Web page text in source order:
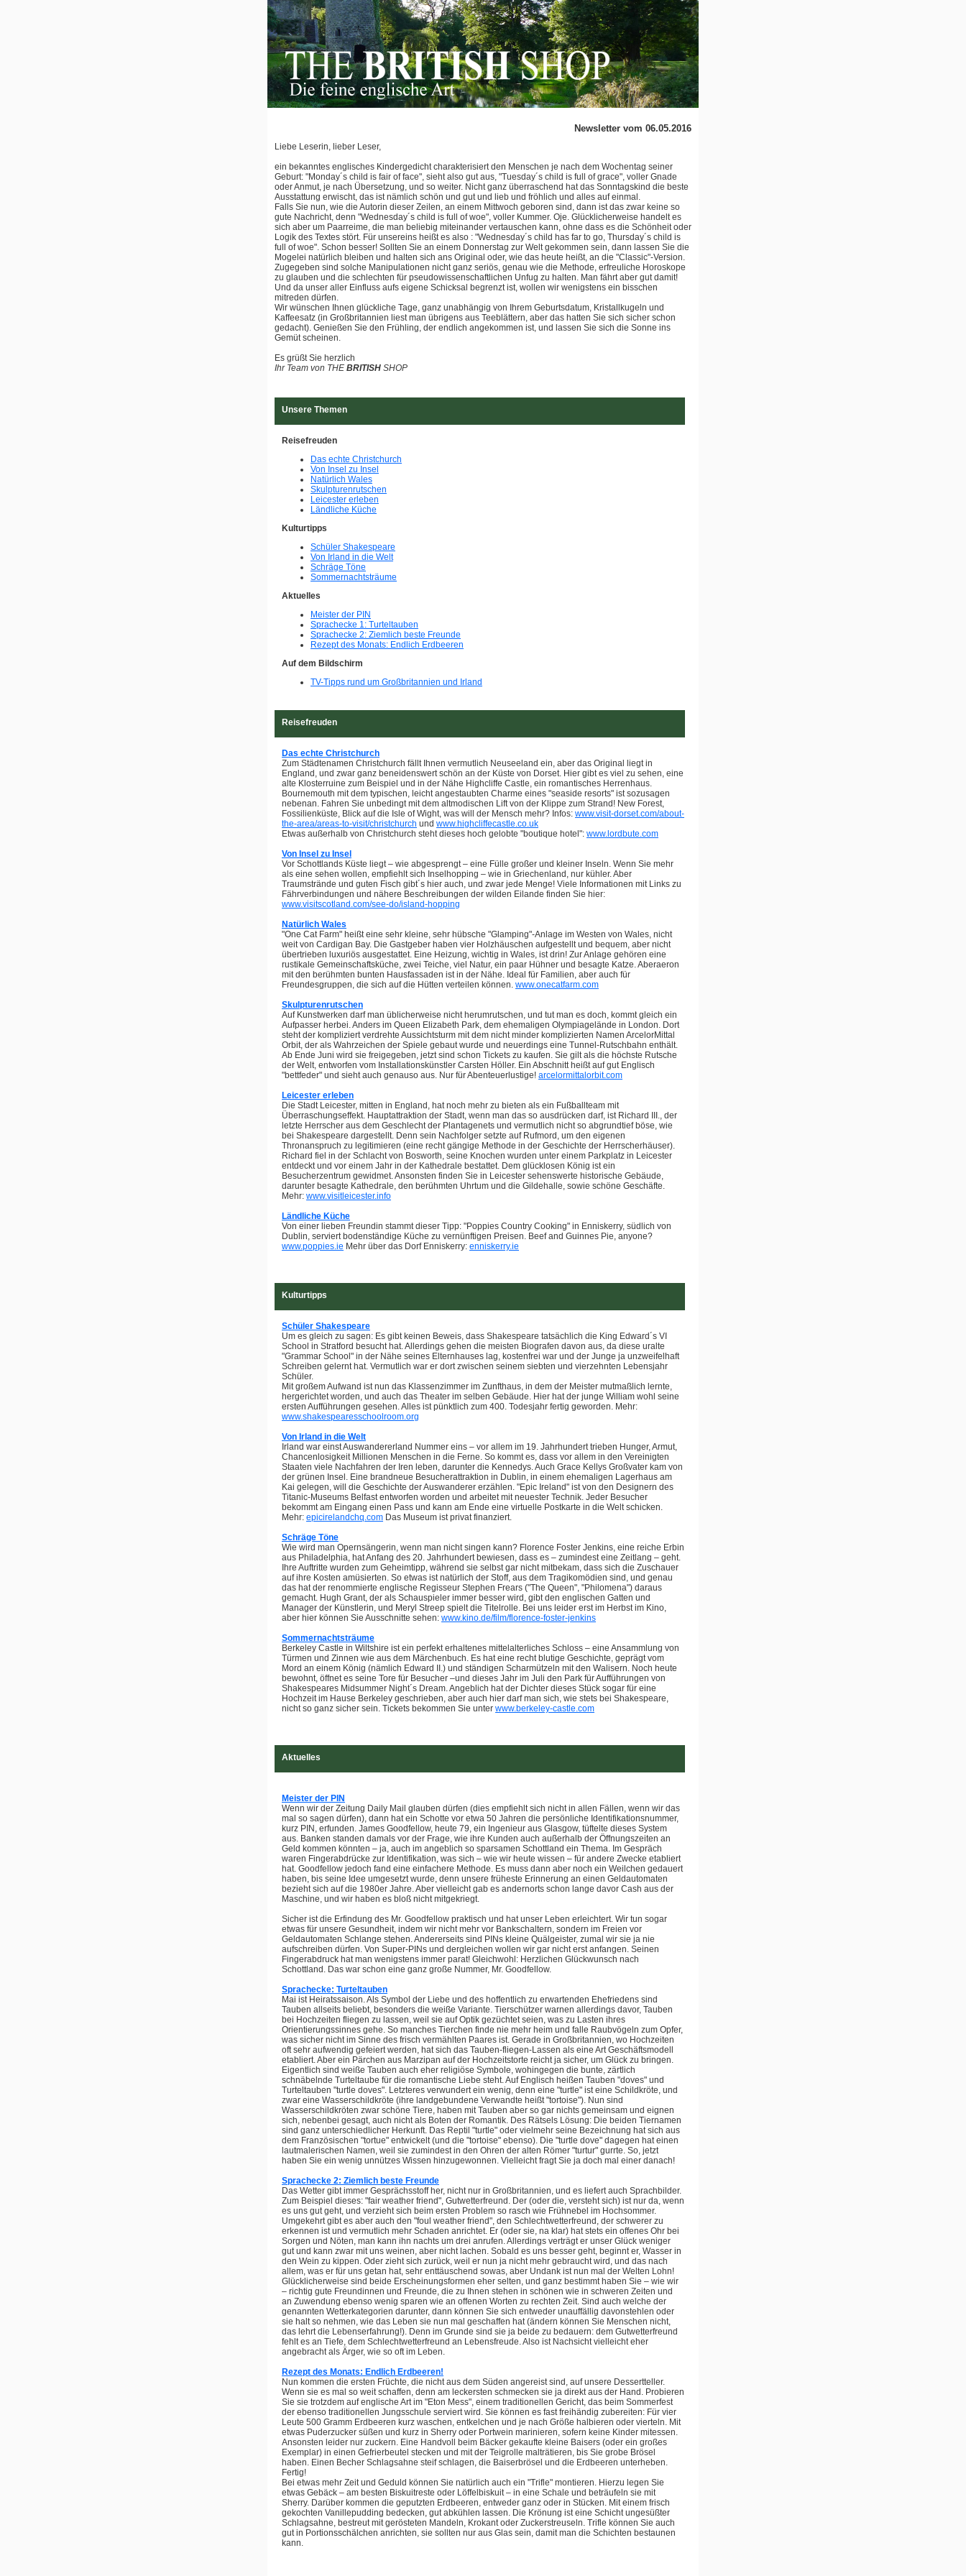
Newsletter vom 06.05.2016
Liebe Leserin, lieber Leser,
ein bekanntes englisches Kindergedicht charakterisiert den Menschen je nach dem Wochentag seiner
Geburt: "Monday´s child is fair of face", sieht also gut aus, "Tuesday´s child is full of grace", voller Gnade
oder Anmut, je nach Übersetzung, und so weiter. Nicht ganz überraschend hat das Sonntagskind die beste
Ausstattung erwischt, das ist nämlich schön und gut und lieb und fröhlich und alles auf einmal.
Falls Sie nun, wie die Autorin dieser Zeilen, an einem Mittwoch geboren sind, dann ist das zwar keine so
gute Nachricht, denn "Wednesday´s child is full of woe", voller Kummer. Oje. Glücklicherweise handelt es
sich aber um Paarreime, die man beliebig miteinander vertauschen kann, ohne dass es die Schönheit oder
Logik des Textes stört. Für unsereins heißt es also : "Wednesday´s child has far to go, Thursday´s child is
full of woe". Schon besser! Sollten Sie an einem Donnerstag zur Welt gekommen sein, dann lassen Sie die
Mogelei natürlich bleiben und halten sich ans Original oder, wie das heute heißt, an die "Classic"-Version.
Zugegeben sind solche Manipulationen nicht ganz seriös, genau wie die Methode, erfreuliche Horoskope
zu glauben und die schlechten für pseudowissenschaftlichen Unfug zu halten. Man fährt aber gut damit!
Und da unser aller Einfluss aufs eigene Schicksal begrenzt ist, wollen wir wenigstens ein bisschen
mitreden dürfen.
Wir wünschen Ihnen glückliche Tage, ganz unabhängig von Ihrem Geburtsdatum, Kristallkugeln und
Kaffeesatz (in Großbritannien liest man übrigens aus Teeblättern, aber das hatten Sie sich sicher schon
gedacht). Genießen Sie den Frühling, der endlich angekommen ist, und lassen Sie sich die Sonne ins
Gemüt scheinen.
Es grüßt Sie herzlich
Ihr Team von THE BRITISH SHOP
Unsere Themen
Reisefreuden
Das echte Christchurch
Von Insel zu Insel
Natürlich Wales
Skulpturenrutschen
Leicester erleben
Ländliche Küche
Kulturtipps
Schüler Shakespeare
Von Irland in die Welt
Schräge Töne
Sommernachtsträume
Aktuelles
Meister der PIN
Sprachecke 1: Turteltauben
Sprachecke 2: Ziemlich beste Freunde
Rezept des Monats: Endlich Erdbeeren
Auf dem Bildschirm
TV-Tipps rund um Großbritannien und Irland
Reisefreuden
Das echte Christchurch
Zum Städtenamen Christchurch fällt Ihnen vermutlich Neuseeland ein, aber das Original liegt in
England, und zwar ganz beneidenswert schön an der Küste von Dorset. Hier gibt es viel zu sehen, eine
alte Klosterruine zum Beispiel und in der Nähe Highcliffe Castle, ein romantisches Herrenhaus.
Bournemouth mit dem typischen, leicht angestaubten Charme eines "seaside resorts" ist sozusagen
nebenan. Fahren Sie unbedingt mit dem altmodischen Lift von der Klippe zum Strand! New Forest,
Fossilienküste, Blick auf die Isle of Wight, was will der Mensch mehr? Infos: www.visit-dorset.com/about-
the-area/areas-to-visit/christchurch und www.highcliffecastle.co.uk
Etwas außerhalb von Christchurch steht dieses hoch gelobte "boutique hotel": www.lordbute.com
Von Insel zu Insel
Vor Schottlands Küste liegt – wie abgesprengt – eine Fülle großer und kleiner Inseln. Wenn Sie mehr
als eine sehen wollen, empfiehlt sich Inselhopping – wie in Griechenland, nur kühler. Aber
Traumstrände und guten Fisch gibt´s hier auch, und zwar jede Menge! Viele Informationen mit Links zu
Fährverbindungen und nähere Beschreibungen der wilden Eilande finden Sie hier:
www.visitscotland.com/see-do/island-hopping
Natürlich Wales
"One Cat Farm" heißt eine sehr kleine, sehr hübsche "Glamping"-Anlage im Westen von Wales, nicht
weit von Cardigan Bay. Die Gastgeber haben vier Holzhäuschen aufgestellt und bequem, aber nicht
übertrieben luxuriös ausgestattet. Eine Heizung, wichtig in Wales, ist drin! Zur Anlage gehören eine
rustikale Gemeinschaftsküche, zwei Teiche, viel Natur, ein paar Hühner und besagte Katze. Aberaeron
mit den berühmten bunten Hausfassaden ist in der Nähe. Ideal für Familien, aber auch für
Freundesgruppen, die sich auf die Hütten verteilen können. www.onecatfarm.com
Skulpturenrutschen
Auf Kunstwerken darf man üblicherweise nicht herumrutschen, und tut man es doch, kommt gleich ein
Aufpasser herbei. Anders im Queen Elizabeth Park, dem ehemaligen Olympiagelände in London. Dort
steht der kompliziert verdrehte Aussichtsturm mit dem nicht minder komplizierten Namen ArcelorMittal
Orbit, der als Wahrzeichen der Spiele gebaut wurde und neuerdings eine Tunnel-Rutschbahn enthält.
Ab Ende Juni wird sie freigegeben, jetzt sind schon Tickets zu kaufen. Sie gilt als die höchste Rutsche
der Welt, entworfen vom Installationskünstler Carsten Höller. Ein Abschnitt heißt auf gut Englisch
"bettfeder" und sieht auch genauso aus. Nur für Abenteuerlustige! arcelormittalorbit.com
Leicester erleben
Die Stadt Leicester, mitten in England, hat noch mehr zu bieten als ein Fußballteam mit
Überraschungseffekt. Hauptattraktion der Stadt, wenn man das so ausdrücken darf, ist Richard III., der
letzte Herrscher aus dem Geschlecht der Plantagenets und vermutlich nicht so abgrundtief böse, wie
bei Shakespeare dargestellt. Denn sein Nachfolger setzte auf Rufmord, um den eigenen
Thronanspruch zu legitimieren (eine recht gängige Methode in der Geschichte der Herrscherhäuser).
Richard fiel in der Schlacht von Bosworth, seine Knochen wurden unter einem Parkplatz in Leicester
entdeckt und vor einem Jahr in der Kathedrale bestattet. Dem glücklosen König ist ein
Besucherzentrum gewidmet. Ansonsten finden Sie in Leicester sehenswerte historische Gebäude,
darunter besagte Kathedrale, den berühmten Uhrtum und die Gildehalle, sowie schöne Geschäfte.
Mehr: www.visitleicester.info
Ländliche Küche
Von einer lieben Freundin stammt dieser Tipp: "Poppies Country Cooking" in Enniskerry, südlich von
Dublin, serviert bodenständige Küche zu vernünftigen Preisen. Beef and Guinnes Pie, anyone?
www.poppies.ie Mehr über das Dorf Enniskerry: enniskerry.ie
Kulturtipps
Schüler Shakespeare
Um es gleich zu sagen: Es gibt keinen Beweis, dass Shakespeare tatsächlich die King Edward´s VI
School in Stratford besucht hat. Allerdings gehen die meisten Biografen davon aus, da diese uralte
"Grammar School" in der Nähe seines Elternhauses lag, kostenfrei war und der Junge ja unzweifelhaft
Schreiben gelernt hat. Vermutlich war er dort zwischen seinem siebten und vierzehnten Lebensjahr
Schüler.
Mit großem Aufwand ist nun das Klassenzimmer im Zunfthaus, in dem der Meister mutmaßlich lernte,
hergerichtet worden, und auch das Theater im selben Gebäude. Hier hat der junge William wohl seine
ersten Aufführungen gesehen. Alles ist pünktlich zum 400. Todesjahr fertig geworden. Mehr:
www.shakespearesschoolroom.org
Von Irland in die Welt
Irland war einst Auswandererland Nummer eins – vor allem im 19. Jahrhundert trieben Hunger, Armut,
Chancenlosigkeit Millionen Menschen in die Ferne. So kommt es, dass vor allem in den Vereinigten
Staaten viele Nachfahren der Iren leben, darunter die Kennedys. Auch Grace Kellys Großvater kam von
der grünen Insel. Eine brandneue Besucherattraktion in Dublin, in einem ehemaligen Lagerhaus am
Kai gelegen, will die Geschichte der Auswanderer erzählen. "Epic Ireland" ist von den Designern des
Titanic-Museums Belfast entworfen worden und arbeitet mit neuester Technik. Jeder Besucher
bekommt am Eingang einen Pass und kann am Ende eine virtuelle Postkarte in die Welt schicken.
Mehr: epicirelandchq.com Das Museum ist privat finanziert.
Schräge Töne
Wie wird man Opernsängerin, wenn man nicht singen kann? Florence Foster Jenkins, eine reiche Erbin
aus Philadelphia, hat Anfang des 20. Jahrhundert bewiesen, dass es – zumindest eine Zeitlang – geht.
Ihre Auftritte wurden zum Geheimtipp, während sie selbst gar nicht mitbekam, dass sich die Zuschauer
auf ihre Kosten amüsierten. So etwas ist natürlich der Stoff, aus dem Tragikomödien sind, und genau
das hat der renommierte englische Regisseur Stephen Frears ("The Queen", "Philomena") daraus
gemacht. Hugh Grant, der als Schauspieler immer besser wird, gibt den englischen Gatten und
Manager der Künstlerin, und Meryl Streep spielt die Titelrolle. Bei uns leider erst im Herbst im Kino,
aber hier können Sie Ausschnitte sehen: www.kino.de/film/florence-foster-jenkins
Sommernachtsträume
Berkeley Castle in Wiltshire ist ein perfekt erhaltenes mittelalterliches Schloss – eine Ansammlung von
Türmen und Zinnen wie aus dem Märchenbuch. Es hat eine recht blutige Geschichte, geprägt vom
Mord an einem König (nämlich Edward II.) und ständigen Scharmützeln mit den Walisern. Noch heute
bewohnt, öffnet es seine Tore für Besucher –und dieses Jahr im Juli den Park für Aufführungen von
Shakespeares Midsummer Night´s Dream. Angeblich hat der Dichter dieses Stück sogar für eine
Hochzeit im Hause Berkeley geschrieben, aber auch hier darf man sich, wie stets bei Shakespeare,
nicht so ganz sicher sein. Tickets bekommen Sie unter www.berkeley-castle.com
Aktuelles
Meister der PIN
Wenn wir der Zeitung Daily Mail glauben dürfen (dies empfiehlt sich nicht in allen Fällen, wenn wir das
mal so sagen dürfen), dann hat ein Schotte vor etwa 50 Jahren die persönliche Identifikationsnummer,
kurz PIN, erfunden. James Goodfellow, heute 79, ein Ingenieur aus Glasgow, tüftelte dieses System
aus. Banken standen damals vor der Frage, wie ihre Kunden auch außerhalb der Öffnungszeiten an
Geld kommen könnten – ja, auch im angeblich so sparsamen Schottland ein Thema. Im Gespräch
waren Fingerabdrücke zur Identifikation, was sich – wie wir heute wissen – für andere Zwecke etabliert
hat. Goodfellow jedoch fand eine einfachere Methode. Es muss dann aber noch ein Weilchen gedauert
haben, bis seine Idee umgesetzt wurde, denn unsere früheste Erinnerung an einen Geldautomaten
bezieht sich auf die 1980er Jahre. Aber vielleicht gab es andernorts schon lange davor Cash aus der
Maschine, und wir haben es bloß nicht mitgekriegt.
Sicher ist die Erfindung des Mr. Goodfellow praktisch und hat unser Leben erleichtert. Wir tun sogar
etwas für unsere Gesundheit, indem wir nicht mehr vor Bankschaltern, sondern im Freien vor
Geldautomaten Schlange stehen. Andererseits sind PINs kleine Quälgeister, zumal wir sie ja nie
aufschreiben dürfen. Von Super-PINs und dergleichen wollen wir gar nicht erst anfangen. Seinen
Fingerabdruck hat man wenigstens immer parat! Gleichwohl: Herzlichen Glückwunsch nach
Schottland. Das war schon eine ganz große Nummer, Mr. Goodfellow.
Sprachecke: Turteltauben
Mai ist Heiratssaison. Als Symbol der Liebe und des hoffentlich zu erwartenden Ehefriedens sind
Tauben allseits beliebt, besonders die weiße Variante. Tierschützer warnen allerdings davor, Tauben
bei Hochzeiten fliegen zu lassen, weil sie auf Optik gezüchtet seien, was zu Lasten ihres
Orientierungssinnes gehe. So manches Tierchen finde nie mehr heim und falle Raubvögeln zum Opfer,
was sicher nicht im Sinne des frisch vermählten Paares ist. Gerade in Großbritannien, wo Hochzeiten
oft sehr aufwendig gefeiert werden, hat sich das Tauben-fliegen-Lassen als eine Art Geschäftsmodell
etabliert. Aber ein Pärchen aus Marzipan auf der Hochzeitstorte reicht ja sicher, um Glück zu bringen.
Eigentlich sind weiße Tauben auch eher religiöse Symbole, wohingegen die bunte, zärtlich
schnäbelnde Turteltaube für die romantische Liebe steht. Auf Englisch heißen Tauben "doves" und
Turteltauben "turtle doves". Letzteres verwundert ein wenig, denn eine "turtle" ist eine Schildkröte, und
zwar eine Wasserschildkröte (ihre landgebundene Verwandte heißt "tortoise"). Nun sind
Wasserschildkröten zwar schöne Tiere, haben mit Tauben aber so gar nichts gemeinsam und eignen
sich, nebenbei gesagt, auch nicht als Boten der Romantik. Des Rätsels Lösung: Die beiden Tiernamen
sind ganz unterschiedlicher Herkunft. Das Reptil "turtle" oder vielmehr seine Bezeichnung hat sich aus
dem Französischen "tortue" entwickelt (und die "tortoise" ebenso). Die "turtle dove" dagegen hat einen
lautmalerischen Namen, weil sie zumindest in den Ohren der alten Römer "turtur" gurrte. So, jetzt
haben Sie ein wenig unnützes Wissen hinzugewonnen. Vielleicht fragt Sie ja doch mal einer danach!
Sprachecke 2: Ziemlich beste Freunde
Das Wetter gibt immer Gesprächsstoff her, nicht nur in Großbritannien, und es liefert auch Sprachbilder.
Zum Beispiel dieses: "fair weather friend", Gutwetterfreund. Der (oder die, versteht sich) ist nur da, wenn
es uns gut geht, und verzieht sich beim ersten Problem so rasch wie Frühnebel im Hochsommer.
Umgekehrt gibt es aber auch den "foul weather friend", den Schlechtwetterfreund, der schwerer zu
erkennen ist und vermutlich mehr Schaden anrichtet. Er (oder sie, na klar) hat stets ein offenes Ohr bei
Sorgen und Nöten, man kann ihn nachts um drei anrufen. Allerdings verträgt er unser Glück weniger
gut und kann zwar mit uns weinen, aber nicht lachen. Sobald es uns besser geht, beginnt er, Wasser in
den Wein zu kippen. Oder zieht sich zurück, weil er nun ja nicht mehr gebraucht wird, und das nach
allem, was er für uns getan hat, sehr enttäuschend sowas, aber Undank ist nun mal der Welten Lohn!
Glücklicherweise sind beide Erscheinungsformen eher selten, und ganz bestimmt haben Sie – wie wir
– richtig gute Freundinnen und Freunde, die zu Ihnen stehen in schönen wie in schweren Zeiten und
an Zuwendung ebenso wenig sparen wie an offenen Worten zu rechten Zeit. Sind auch welche der
genannten Wetterkategorien darunter, dann können Sie sich entweder unauffällig davonstehlen oder
sie halt so nehmen, wie das Leben sie nun mal geschaffen hat (ändern können Sie Menschen nicht,
das lehrt die Lebenserfahrung!). Denn im Grunde sind sie ja beide zu bedauern: dem Gutwetterfreund
fehlt es an Tiefe, dem Schlechtwetterfreund an Lebensfreude. Also ist Nachsicht vielleicht eher
angebracht als Ärger, wie so oft im Leben.
Rezept des Monats: Endlich Erdbeeren!
Nun kommen die ersten Früchte, die nicht aus dem Süden angereist sind, auf unsere Dessertteller.
Wenn sie es mal so weit schaffen, denn am leckersten schmecken sie ja direkt aus der Hand. Probieren
Sie sie trotzdem auf englische Art im "Eton Mess", einem traditionellen Gericht, das beim Sommerfest
der ebenso traditionellen Jungsschule serviert wird. Sie können es fast freihändig zubereiten: Für vier
Leute 500 Gramm Erdbeeren kurz waschen, entkelchen und je nach Größe halbieren oder vierteln. Mit
etwas Puderzucker süßen und kurz in Sherry oder Portwein marinieren, sofern keine Kinder mitessen.
Ansonsten leider nur zuckern. Eine Handvoll beim Bäcker gekaufte kleine Baisers (oder ein großes
Exemplar) in einen Gefrierbeutel stecken und mit der Teigrolle malträtieren, bis Sie grobe Brösel
haben. Einen Becher Schlagsahne steif schlagen, die Baiserbrösel und die Erdbeeren unterheben.
Fertig!
Bei etwas mehr Zeit und Geduld können Sie natürlich auch ein "Trifle" montieren. Hierzu legen Sie
etwas Gebäck – am besten Biskuitreste oder Löffelbiskuit – in eine Schale und beträufeln sie mit
Sherry. Darüber kommen die geputzten Erdbeeren, entweder ganz oder in Stücken. Mit einem frisch
gekochten Vanillepudding bedecken, gut abkühlen lassen. Die Krönung ist eine Schicht ungesüßter
Schlagsahne, bestreut mit gerösteten Mandeln, Krokant oder Zuckerstreuseln. Trifle können Sie auch
gut in Portionsschälchen anrichten, sie sollten nur aus Glas sein, damit man die Schichten bestaunen
kann.